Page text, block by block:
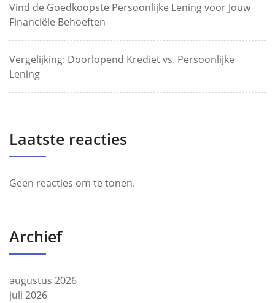
Vind de Goedkoopste Persoonlijke Lening voor Jouw
Financiële Behoeften
Vergelijking: Doorlopend Krediet vs. Persoonlijke
Lening
Laatste reacties
Geen reacties om te tonen.
Archief
augustus 2026
juli 2026